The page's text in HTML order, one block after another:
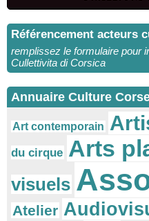
Référencement acteurs
remplissez le formulaire pour
Cullettivita di Corsica
Annuaire Culture
Art contemporain
du cirque Arts
visuels
Atelier